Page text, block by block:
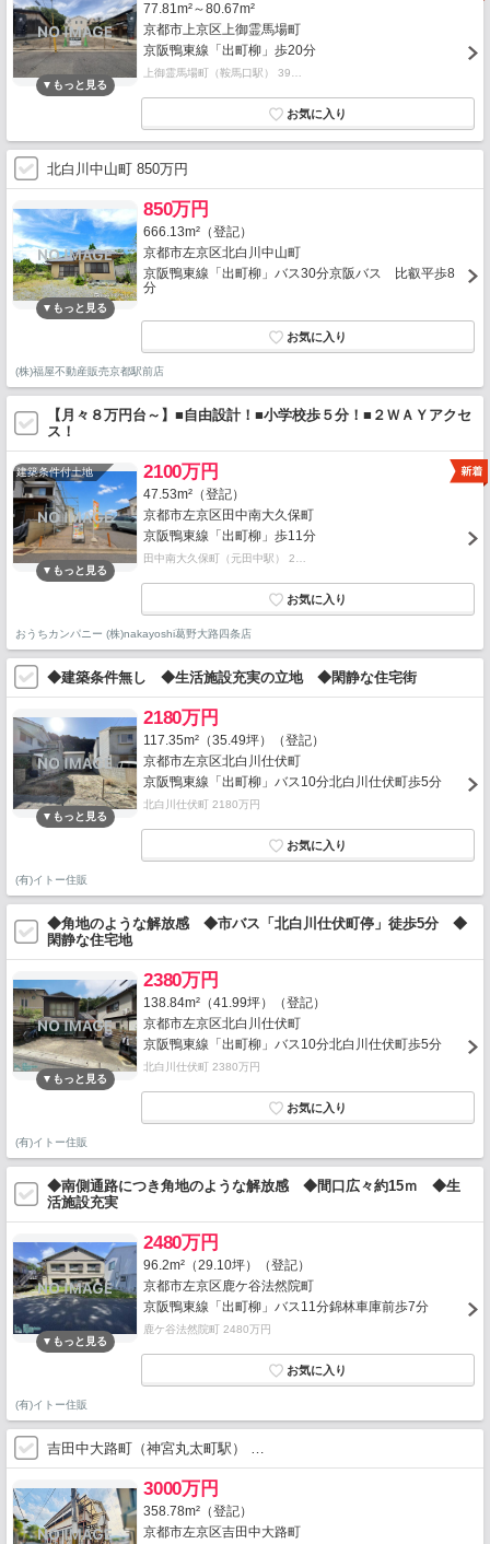
77.81m²～80.67m²
京都市上京区上御霊馬場町
京阪鴨東線「出町柳」歩20分
上御霊馬場町（鞍馬口駅） 39…
北白川中山町 850万円
850万円
666.13m²（登記）
京都市左京区北白川中山町
京阪鴨東線「出町柳」バス30分京阪バス 比叡平歩8
分
(株)福屋不動産販売京都駅前店
【月々８万円台～】■自由設計！■小学校歩５分！■２ＷＡＹアクセ
ス！
建築条件付土地 2100万円
47.53m²（登記）
京都市左京区田中南大久保町
京阪鴨東線「出町柳」歩11分
田中南大久保町（元田中駅） 2…
おうちカンパニー (株)nakayoshi葛野大路四条店
◆建築条件無し ◆生活施設充実の立地 ◆閑静な住宅街
2180万円
117.35m²（35.49坪）（登記）
京都市左京区北白川仕伏町
京阪鴨東線「出町柳」バス10分北白川仕伏町歩5分
北白川仕伏町 2180万円
(有)イトー住販
◆角地のような解放感 ◆市バス「北白川仕伏町停」徒歩5分 ◆
閑静な住宅地
2380万円
138.84m²（41.99坪）（登記）
京都市左京区北白川仕伏町
京阪鴨東線「出町柳」バス10分北白川仕伏町歩5分
北白川仕伏町 2380万円
(有)イトー住販
◆南側通路につき角地のような解放感 ◆間口広々約15ｍ ◆生
活施設充実
2480万円
96.2m²（29.10坪）（登記）
京都市左京区鹿ケ谷法然院町
京阪鴨東線「出町柳」バス11分錦林車庫前歩7分
鹿ケ谷法然院町 2480万円
(有)イトー住販
吉田中大路町（神宮丸太町駅） …
3000万円
358.78m²（登記）
京都市左京区吉田中大路町